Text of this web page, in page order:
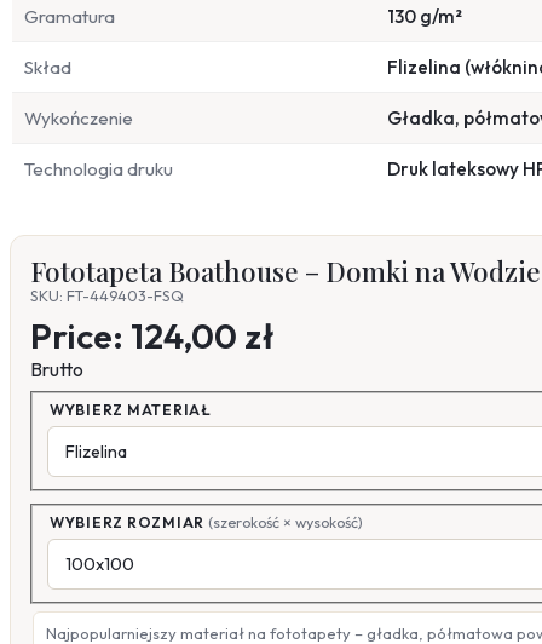
Gramatura 130 g/m²
Skład Flizelina
Wykończenie Gładka,
Technologia druku Druk lateksowy
Fototapeta Boathouse – Domki na
SKU: FT-449403-FSQ
Price: 124,00 zł
Brutto
WYBIERZ MATERIAŁ
WYBIERZ ROZMIAR (szerokość × wysokość)
Najpopularniejszy materiał na fototapety – gładka, półmatowa